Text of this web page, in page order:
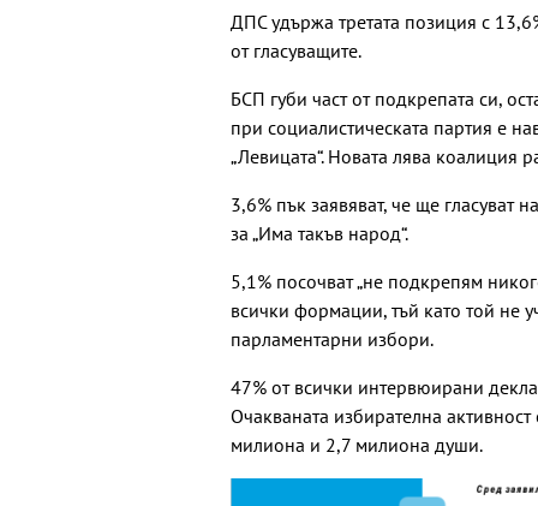
ДПС удържа третата позиция с
от гласуващите.
БСП губи част от подкрепата си,
при социалистическата партия е
„Левицата“. Новата лява коалиция
3,6% пък заявяват, че ще гласуват
за „Има такъв народ“.
5,1% посочват „не подкрепям
всички формации, тъй като той не
парламентарни избори.
47% от всички интервюирани
Очакваната избирателна
милиона и 2,7 милиона души.